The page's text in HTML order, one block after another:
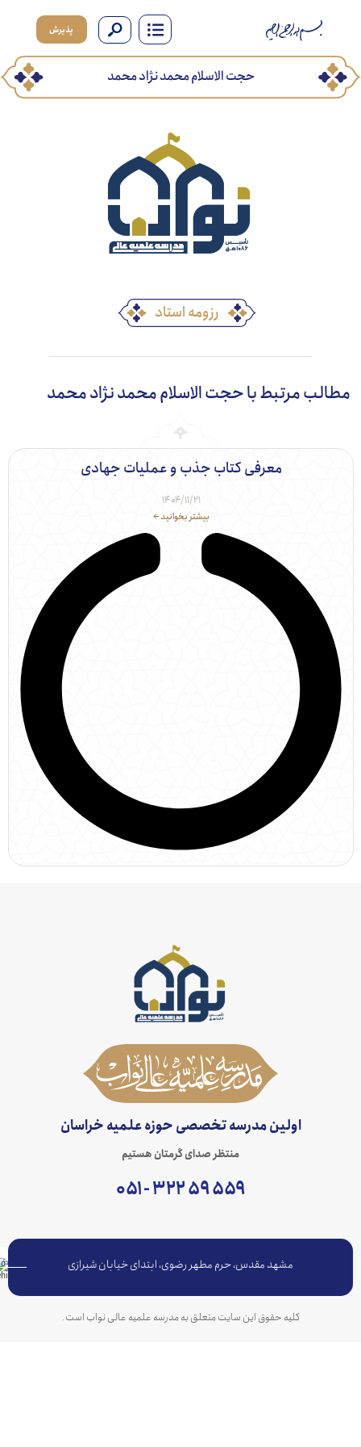
حجت الاسلام محمد نژاد محمد
رزومه استاد
مرتبط با حجت الاسلام محمد نژاد محمد
معرفی کتاب جذب و عملیات جهادی
۱۴۰۴/۱۱/۲۱
بیشتر بخوانید ←
اولین مدرسه تخصصی حوزه علمیه خراسان
منتظر صدای گرمتان هستیم
مشهد مقدس، حرم مطهر رضوی، ابتدای خیابان شیرازی
کلیه حقوق این سایت متعلق به مدرسه علمیه عالی نواب است.